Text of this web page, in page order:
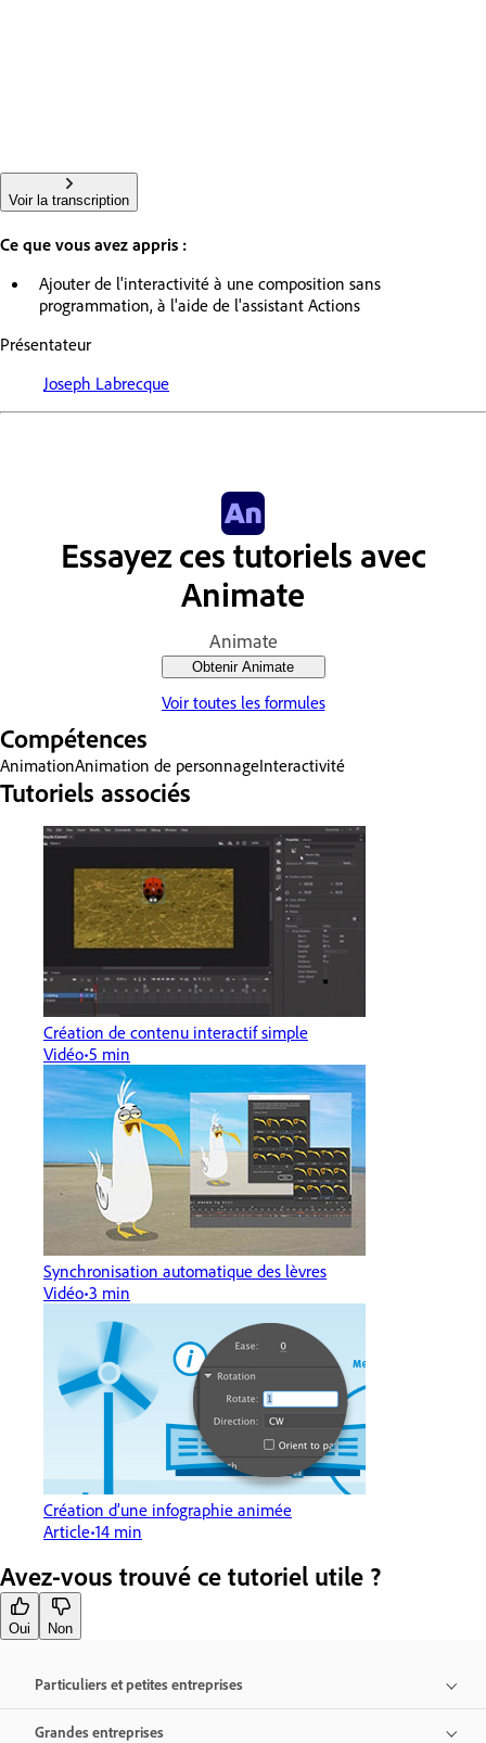
Voir la transcription
Ce que vous avez appris :
Ajouter de l'interactivité à une composition sans
programmation, à l'aide de l'assistant Actions
Présentateur
Joseph Labrecque
Essayez ces tutoriels avec
Animate
Animate
Obtenir Animate
Voir toutes les formules
Compétences
AnimationAnimation de personnageInteractivité
Tutoriels associés
Création de contenu interactif simple
Vidéo 5 min
Synchronisation automatique des lèvres
Vidéo 3 min
Création d’une infographie animée
Article 14 min
Avez-vous trouvé ce tutoriel utile ?
Oui Non
Particuliers et petites entreprises
Grandes entreprises